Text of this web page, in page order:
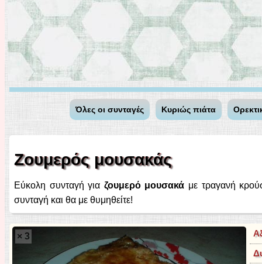
Όλες οι συνταγές Κυριώς πιάτα
Ζουμερός μουσακάς
Εύκολη συνταγή για ζουμερό μουσακά με τραγανή
συνταγή και θα με θυμηθείτε!
× 3